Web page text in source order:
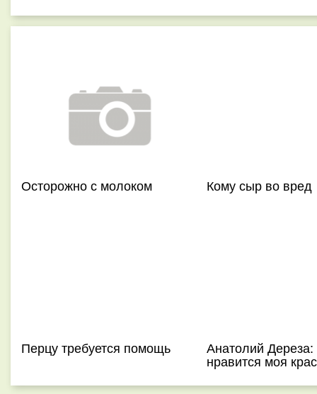
Осторожно с молоком Кому сыр во вред
Перцу требуется помощь Анатолий
нравится моя